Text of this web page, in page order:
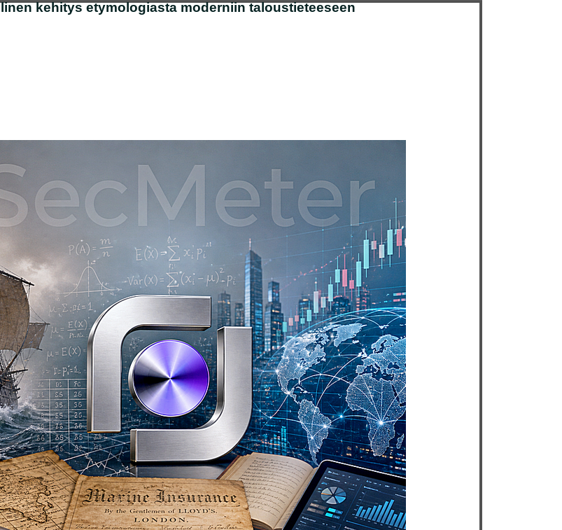
kehitys etymologiasta moderniin taloustieteeseen